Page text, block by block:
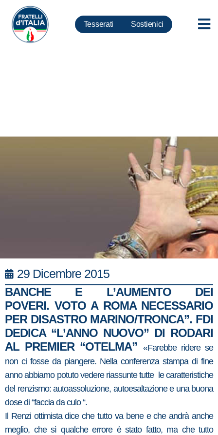
Tesserati Sostienici
29 Dicembre 2015
BANCHE E L’AUMENTO DEI
POVERI. VOTO A ROMA NECESSARIO
PER DISASTRO MARINO/TRONCA”. FDI
DEDICA “L’ANNO NUOVO” DI RODARI
AL PREMIER “OTELMA” «Farebbe ridere se
non ci fosse da piangere. Nella conferenza stampa di fine
anno abbiamo potuto vedere riassunte tutte le caratteristiche
del renzismo: autoassoluzione, autoesaltazione e una buona
dose di “faccia da culo “.
Il Renzi ottimista dice che tutto va bene e che andrà anche
meglio, che sì qualche errore è stato fatto, ma che tutto